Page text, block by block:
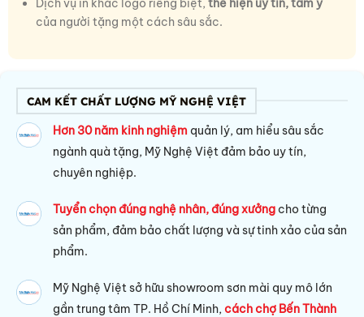
Dịch vụ in khắc logo riêng biệt, thể hiện uy tín, tâm ý
của người tặng một cách sâu sắc.
CAM KẾT CHẤT LƯỢNG MỸ NGHỆ VIỆT
Hơn 30 năm kinh nghiệm quản lý, am hiểu sâu sắc
ngành quà tặng, Mỹ Nghệ Việt đảm bảo uy tín,
chuyên nghiệp.
Tuyển chọn đúng nghệ nhân, đúng xưởng cho từng
sản phẩm, đảm bảo chất lượng và sự tinh xảo của sản
phẩm.
Mỹ Nghệ Việt sở hữu showroom sơn mài quy mô lớn
gần trung tâm TP. Hồ Chí Minh,cách chợ Bến Thành